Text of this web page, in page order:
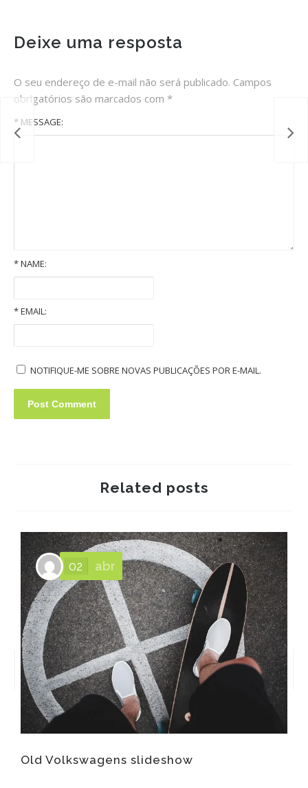
Deixe uma resposta
O seu endereço de e-mail não será publicado. Campos
obrigatórios são marcados com *
* MESSAGE:
*NAME:
*EMAIL:
NOTIFIQUE-ME SOBRE NOVAS PUBLICAÇÕES POR E-MAIL.
Related posts
Old Volkswagens slideshow
02 abr